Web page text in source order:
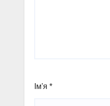
Ім'я *